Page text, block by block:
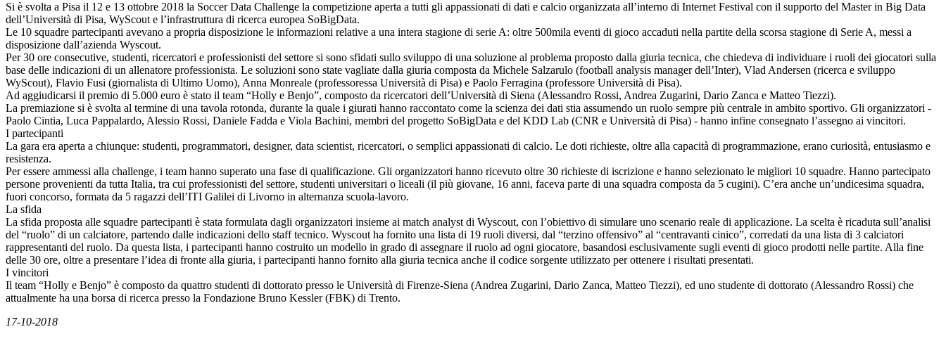
Si è svolta a Pisa il 12 e 13 ottobre 2018 la Soccer Data Challenge la competizione aperta a tutti gli appassionati di dati e calcio organizzata all’interno di Internet Festival con il supporto del Master in Big Data
dell’Università di Pisa, WyScout e l’infrastruttura di ricerca europea SoBigData.
Le 10 squadre partecipanti avevano a propria disposizione le informazioni relative a una intera stagione di serie A: oltre 500mila eventi di gioco accaduti nella partite della scorsa stagione di Serie A, messi a
disposizione dall’azienda Wyscout.
Per 30 ore consecutive, studenti, ricercatori e professionisti del settore si sono sfidati sullo sviluppo di una soluzione al problema proposto dalla giuria tecnica, che chiedeva di individuare i ruoli dei giocatori sulla
base delle indicazioni di un allenatore professionista. Le soluzioni sono state vagliate dalla giuria composta da Michele Salzarulo (football analysis manager dell’Inter), Vlad Andersen (ricerca e sviluppo
WyScout), Flavio Fusi (giornalista di Ultimo Uomo), Anna Monreale (professoressa Università di Pisa) e Paolo Ferragina (professore Università di Pisa).
Ad aggiudicarsi il premio di 5.000 euro è stato il team “Holly e Benjo”, composto da ricercatori dell’Università di Siena (Alessandro Rossi, Andrea Zugarini, Dario Zanca e Matteo Tiezzi).
La premiazione si è svolta al termine di una tavola rotonda, durante la quale i giurati hanno raccontato come la scienza dei dati stia assumendo un ruolo sempre più centrale in ambito sportivo. Gli organizzatori -
Paolo Cintia, Luca Pappalardo, Alessio Rossi, Daniele Fadda e Viola Bachini, membri del progetto SoBigData e del KDD Lab (CNR e Università di Pisa) - hanno infine consegnato l’assegno ai vincitori.
I partecipanti
La gara era aperta a chiunque: studenti, programmatori, designer, data scientist, ricercatori, o semplici appassionati di calcio. Le doti richieste, oltre alla capacità di programmazione, erano curiosità, entusiasmo e
resistenza.
Per essere ammessi alla challenge, i team hanno superato una fase di qualificazione. Gli organizzatori hanno ricevuto oltre 30 richieste di iscrizione e hanno selezionato le migliori 10 squadre. Hanno partecipato
persone provenienti da tutta Italia, tra cui professionisti del settore, studenti universitari o liceali (il più giovane, 16 anni, faceva parte di una squadra composta da 5 cugini). C’era anche un’undicesima squadra,
fuori concorso, formata da 5 ragazzi dell’ITI Galilei di Livorno in alternanza scuola-lavoro.
La sfida
La sfida proposta alle squadre partecipanti è stata formulata dagli organizzatori insieme ai match analyst di Wyscout, con l’obiettivo di simulare uno scenario reale di applicazione. La scelta è ricaduta sull’analisi
del “ruolo” di un calciatore, partendo dalle indicazioni dello staff tecnico. Wyscout ha fornito una lista di 19 ruoli diversi, dal “terzino offensivo” al “centravanti cinico”, corredati da una lista di 3 calciatori
rappresentanti del ruolo. Da questa lista, i partecipanti hanno costruito un modello in grado di assegnare il ruolo ad ogni giocatore, basandosi esclusivamente sugli eventi di gioco prodotti nelle partite. Alla fine
delle 30 ore, oltre a presentare l’idea di fronte alla giuria, i partecipanti hanno fornito alla giuria tecnica anche il codice sorgente utilizzato per ottenere i risultati presentati.
I vincitori
Il team “Holly e Benjo” è composto da quattro studenti di dottorato presso le Università di Firenze-Siena (Andrea Zugarini, Dario Zanca, Matteo Tiezzi), ed uno studente di dottorato (Alessandro Rossi) che
attualmente ha una borsa di ricerca presso la Fondazione Bruno Kessler (FBK) di Trento.
17-10-2018